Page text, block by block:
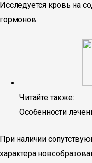
Исследуется кровь на
гормонов.
Читайте также:
Особенности
При наличии
характера